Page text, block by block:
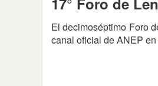
El decimoséptimo Foro
canal oficial de ANEP en